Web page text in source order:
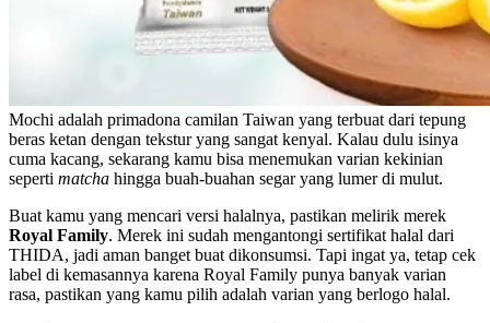
Mochi adalah primadona camilan Taiwan yang terbuat dari tepung
beras ketan dengan tekstur yang sangat kenyal. Kalau dulu isinya
cuma kacang, sekarang kamu bisa menemukan varian kekinian
seperti matcha hingga buah-buahan segar yang lumer di mulut.
Buat kamu yang mencari versi halalnya, pastikan melirik merek
Royal Family. Merek ini sudah mengantongi sertifikat halal dari
THIDA, jadi aman banget buat dikonsumsi. Tapi ingat ya, tetap cek
label di kemasannya karena Royal Family punya banyak varian
rasa, pastikan yang kamu pilih adalah varian yang berlogo halal.